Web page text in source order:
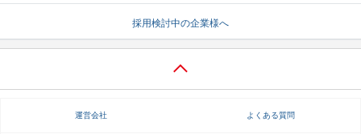
採用検討中の企業様へ
運営会社 よくある質問